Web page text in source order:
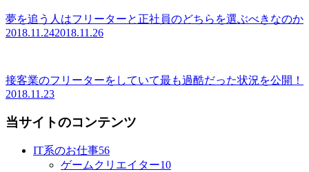
夢を追う人はフリーターと正社員のどちらを選ぶべきなのか
2018.11.242018.11.26
接客業のフリーターをしていて最も過酷だった状況を公開！
2018.11.23
当サイトのコンテンツ
IT系のお仕事56
ゲームクリエイター10